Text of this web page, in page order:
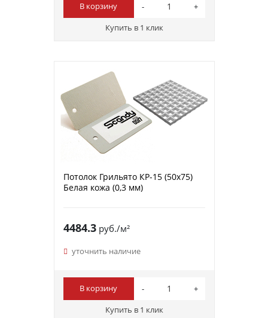
В корзину
Купить в 1 клик
Потолок Грильято КР-15 (50х75)
Белая кожа (0,3 мм)
4484.3руб./м²
уточнить наличие
В корзину
Купить в 1 клик